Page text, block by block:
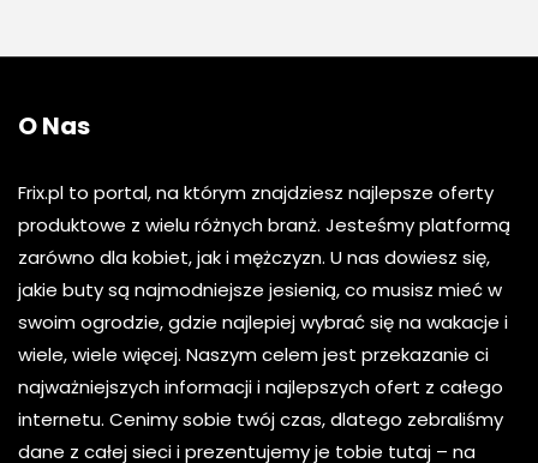
O Nas
Frix.pl to portal, na którym znajdziesz najlepsze oferty
produktowe z wielu różnych branż. Jesteśmy platformą
zarówno dla kobiet, jak i mężczyzn. U nas dowiesz się,
jakie buty są najmodniejsze jesienią, co musisz mieć w
swoim ogrodzie, gdzie najlepiej wybrać się na wakacje i
wiele, wiele więcej. Naszym celem jest przekazanie ci
najważniejszych informacji i najlepszych ofert z całego
internetu. Cenimy sobie twój czas, dlatego zebraliśmy
dane z całej sieci i prezentujemy je tobie tutaj – na